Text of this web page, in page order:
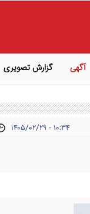
آگهی گزارش تصویری
۱۴۰۵/۰۲/۲۹ - ۱۰:۳۴